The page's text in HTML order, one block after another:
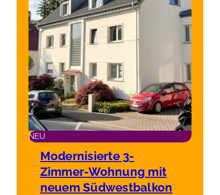
NEU
Modernisierte 3-
Zimmer-Wohnung mit
neuem Südwestbalkon